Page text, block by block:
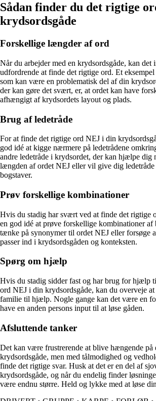
Sådan finder du det rigtige
krydsordsgåde
Forskellige længder af ord
Når du arbejder med en krydsordsgåde, kan
udfordrende at finde det rigtige ord. Et
som kan være en problematisk del af din
der kan gøre det svært, er, at ordet kan have
afhængigt af krydsordets layout og plads.
Brug af ledetråde
For at finde det rigtige ord NEJ i din
god idé at kigge nærmere på ledetrådene
andre ledetråde i krydsordet, der kan hjælpe dig
længden af ordet NEJ eller vil give dig
bogstaver.
Prøv forskellige kombinationer
Hvis du stadig har svært ved at finde det rigtige
en god idé at prøve forskellige kombinationer af
tænke på synonymer til ordet NEJ eller forsøge
passer ind i krydsordsgåden og konteksten.
Spørg om hjælp
Hvis du stadig sidder fast og har brug for hjælp
ord NEJ i din krydsordsgåde, kan du overveje
familie til hjælp. Nogle gange kan det være en
have en anden persons input til at løse gåden.
Afsluttende tanker
Det kan være frustrerende at blive hængende på
krydsordsgåde, men med tålmodighed og
finde det rigtige svar. Husk at det er en del af
krydsordsgåde, og når du endelig finder
være endnu større. Held og lykke med at løse